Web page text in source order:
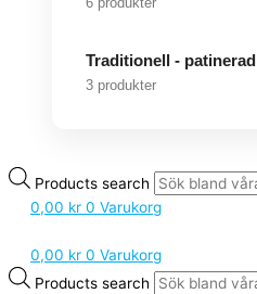
Traditionell - patinerad
3 produkter
Products search
0,00 kr 0 Varukorg
0,00 kr 0 Varukorg
Products search